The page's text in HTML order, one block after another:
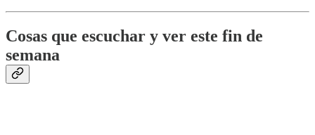
Cosas que escuchar y ver este fin de
semana